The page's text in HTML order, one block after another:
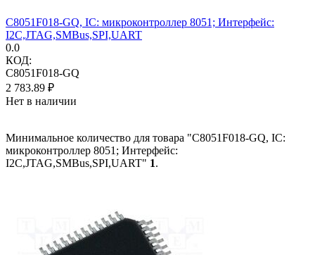
C8051F018-GQ, IC: микроконтроллер 8051; Интерфейс:
I2C,JTAG,SMBus,SPI,UART
0.0
КОД:
C8051F018-GQ
2 783.89 ₽
Нет в наличии
Минимальное количество для товара "C8051F018-GQ, IC:
микроконтроллер 8051; Интерфейс:
I2C,JTAG,SMBus,SPI,UART" 1.